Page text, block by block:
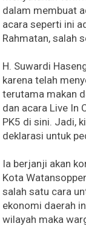
dalam membuat
acara seperti ini
Rahmatan, salah
H. Suwardi
karena telah
terutama makan
dan acara Live In
PK5 di sini. Jadi,
deklarasi untuk
Ia berjanji akan
Kota
salah satu cara
ekonomi daerah
wilayah maka